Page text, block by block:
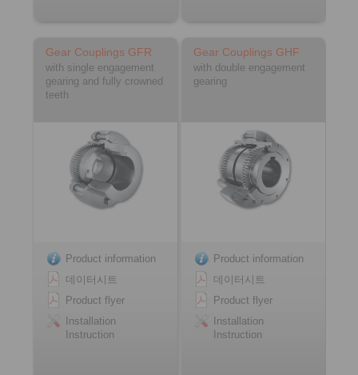
Gear Couplings GFR
with single engagement
gearing and fully crowned
teeth
Product information
데이터시트
Product flyer
Installation
Instruction
Gear Couplings GHF
with double engagement
gearing
Product information
데이터시트
Product flyer
Installation
Instruction